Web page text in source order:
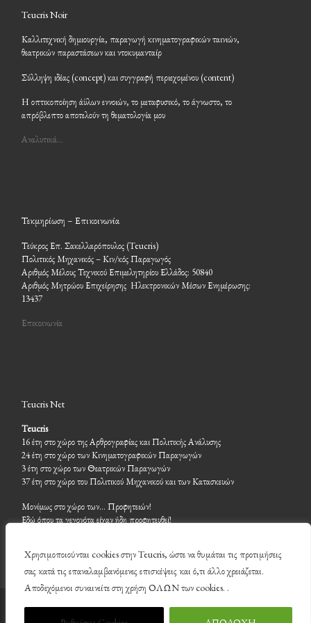
Χρησιμοποιούνται cookies στην Teucris, ώστε να θυμάται τις προτιμήσεις
σας κατά τις επαναλαμβανόμενες επισκέψεις και ό,τι άλλο χρειάζεται.
Αποδεχόμενοι συναινείτε στη χρήση ΟΛΩΝ των cookies. .
Teucris Noir
Καλλιτεχνική δημιουργία, παραγωγή κινηματογραφικών ταινιών,
θεατρικών παραστάσεων και ντοκυμανταίρ
Σύλληψη ιδέας (concept) και συγγραφή περιεχομένου (content)
Η οπτικοποίηση άϋλων εννοιών, το μεταφυσικό, το άγνωστο, το
απρόβλεπτο αποτελούν τη θεματολογία μου
Αναλυτικά…
Τεκμηρίωση – Επικοινωνία
Τεύκρος Επ. Σακελλαρόπουλος (Teucris)
Πολιτικός Μηχανικός – Κιν/κός Παραγωγός
Αριθμός Μέλους Τεχνικού Επιμελητηρίου Ελλάδος: 50840
Αριθμός Μητρώου Επιχείρησης Ηλεκτρονικών Μέσων Ενημέρωσης:
13437
Επικοινωνία
Teucris Net
Teucris
16 έτη στο χώρο της Αρθρογραφίας και Πολιτικής Ανάλυσης
24 έτη στο χώρο των Κινηματογραφικών Παραγωγών
3 έτη στο χώρο των Θεατρικών Παραγωγών
37 έτη στο χώρο του Πολιτικού Μηχανικού και των Κατασκευών
Μονίμως στο χώρο των… Προφητειών!
Εδώ όπου τα γεγονότα είχαν ήδη προφητευθεί!
© 2026Teucris– Με επιφύλαξη παντός δικαιώματος